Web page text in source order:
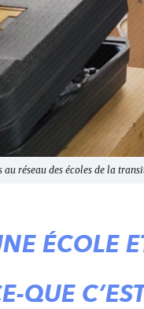
au réseau des écoles de la
ÉCOLE
QUE